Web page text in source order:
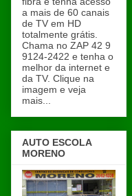
a mais de 60 canais
de TV em HD
totalmente grátis.
Chama no ZAP 42 9
9124-2422 e tenha o
melhor da internet e
da TV. Clique na
imagem e veja
mais...
AUTO ESCOLA
MORENO